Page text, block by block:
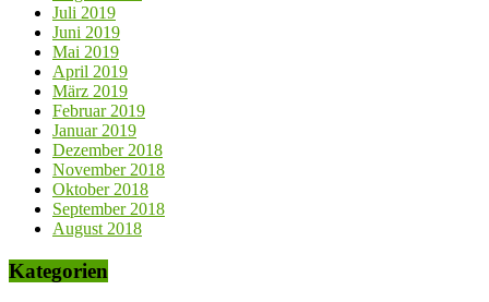
Juli 2019
Juni 2019
Mai 2019
April 2019
März 2019
Februar 2019
Januar 2019
Dezember 2018
November 2018
Oktober 2018
September 2018
August 2018
Kategorien